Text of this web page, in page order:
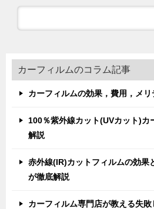
カーフィルムのコラム記事
カーフィルムの効果，費用，メ
100％紫外線カット(UVカット)カ
解説
赤外線(IR)カットフィルムの効果
が徹底解説
カーフィルム専門店が教える失